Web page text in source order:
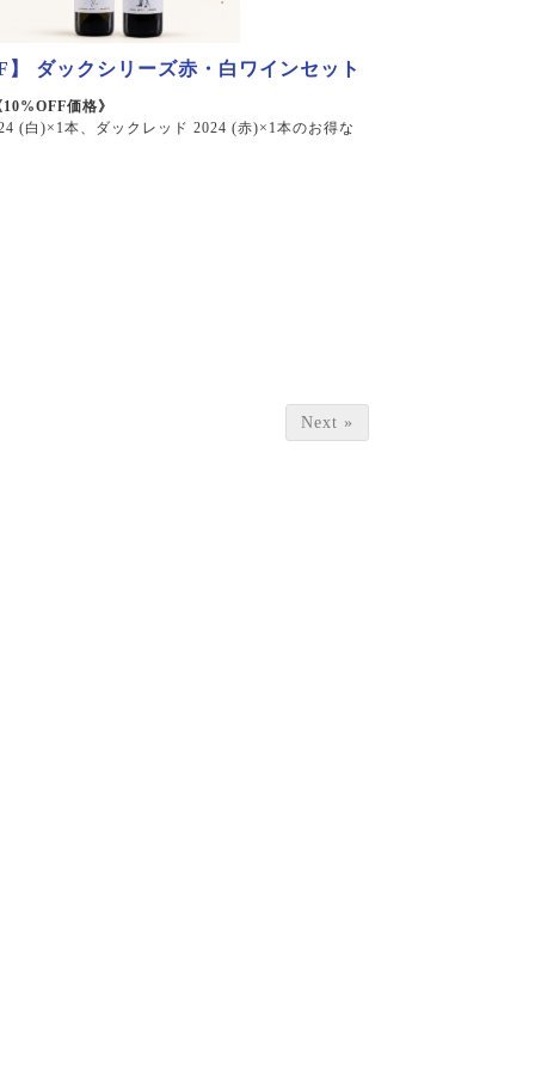
】 ダックシリーズ赤・白ワインセット
価格》
(白)×1本、ダックレッド 2024 (赤)×1本のお得な
Next »